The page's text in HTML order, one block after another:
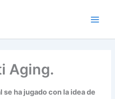
Aging.
ha jugado con la idea de